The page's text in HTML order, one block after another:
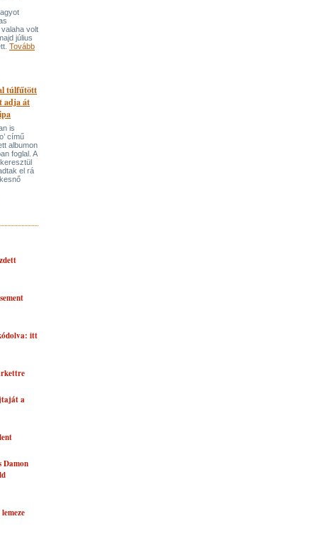
volt
július
Tovább
túlfűtött
adja át
is
című
albumon
foglal. A
el rá
itt
a
Damon